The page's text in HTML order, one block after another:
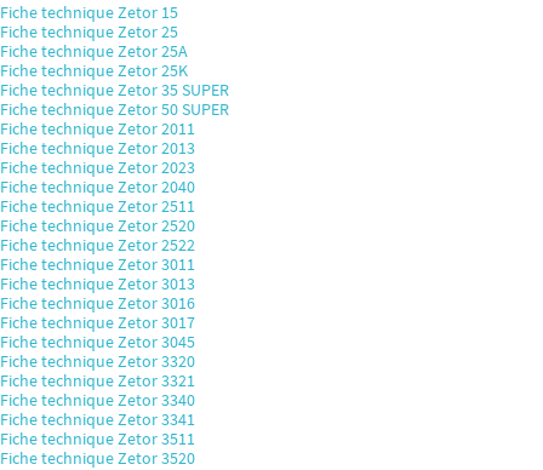
Fiche technique Zetor 15
Fiche technique Zetor 25
Fiche technique Zetor 25A
Fiche technique Zetor 25K
Fiche technique Zetor 35 SUPER
Fiche technique Zetor 50 SUPER
Fiche technique Zetor 2011
Fiche technique Zetor 2013
Fiche technique Zetor 2023
Fiche technique Zetor 2040
Fiche technique Zetor 2511
Fiche technique Zetor 2520
Fiche technique Zetor 2522
Fiche technique Zetor 3011
Fiche technique Zetor 3013
Fiche technique Zetor 3016
Fiche technique Zetor 3017
Fiche technique Zetor 3045
Fiche technique Zetor 3320
Fiche technique Zetor 3321
Fiche technique Zetor 3340
Fiche technique Zetor 3341
Fiche technique Zetor 3511
Fiche technique Zetor 3520